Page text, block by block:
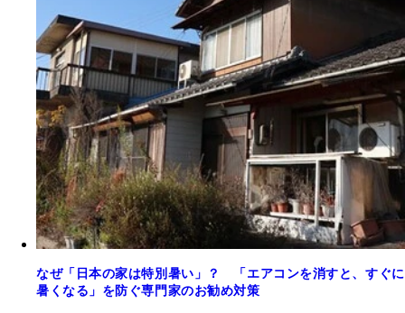
なぜ「日本の家は特別暑い」？ 「エアコンを消すと、すぐに
暑くなる」を防ぐ専門家のお勧め対策